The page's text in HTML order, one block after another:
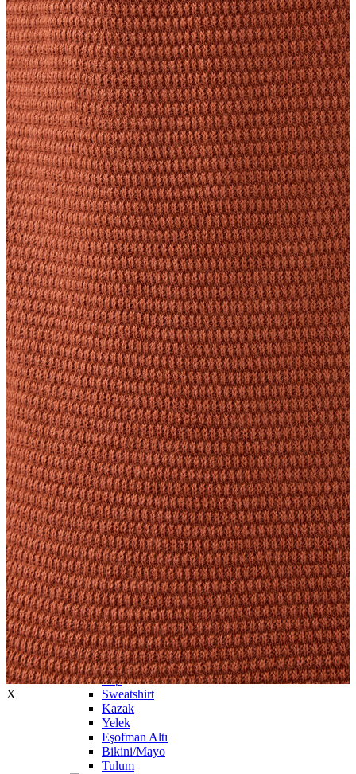
Atlet
Elbise
Eşofman Altı
Mont
Kazak
Yelek
Yağmurluk
Trenchcoat
Kaban
ERKEK
ERKEK
Jean Pantolon
Pantolon
Sweatshirt
Gömlek
Ceket
Eşofman Altı
T-shirt
Polo K.Kol
Hırka
Kazak
Mont
Kaban
Trenchcoat
Kadın
Kadın
Öne Çıkanlar
Öne Çıkanlar
Yaz Ürünleri
İndirimdekiler
Giyim
Giyim
Jean Pantolon
Pantolon
Gömlek
T-shirt
Polo T-shirt
Bluz
Etek
Elbise
Şort
Kapri
Atlet
Top
Sweatshirt
Kazak
Yelek
Eşofman Altı
Bikini/Mayo
Tulum
X